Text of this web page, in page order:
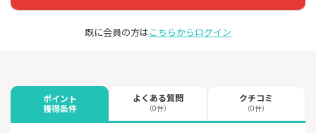
既に会員の方はこちらからログイン
ポイント
獲得条件
よくある質問
（0件）
クチコミ
（0件）